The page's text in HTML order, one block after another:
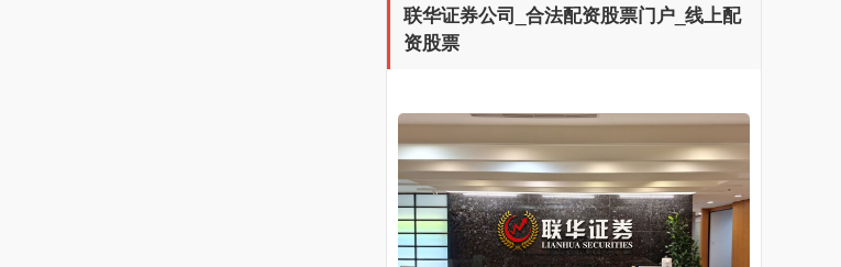
联华证券公司_合法配资股票门户_线上配
资股票